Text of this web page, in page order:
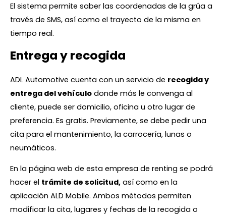
El sistema permite saber las coordenadas de la grúa a
través de SMS, así como el trayecto de la misma en
tiempo real.
Entrega y recogida
ADL Automotive cuenta con un servicio de recogida y
entrega del vehículo donde más le convenga al
cliente, puede ser domicilio, oficina u otro lugar de
preferencia. Es gratis. Previamente, se debe pedir una
cita para el mantenimiento, la carrocería, lunas o
neumáticos.
En la página web de esta empresa de renting se podrá
hacer el trámite de solicitud, así como en la
aplicación ALD Mobile. Ambos métodos permiten
modificar la cita, lugares y fechas de la recogida o